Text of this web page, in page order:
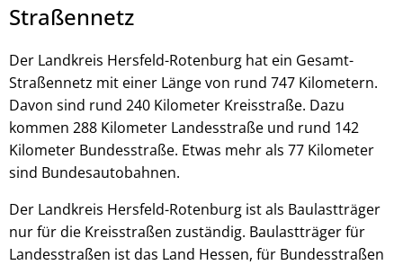
© stock.adobe.com - Vadim
Straßennetz
Der Landkreis Hersfeld-Rotenburg hat ein Gesamt-
Straßennetz mit einer Länge von rund 747 Kilometern.
Davon sind rund 240 Kilometer Kreisstraße. Dazu
kommen 288 Kilometer Landesstraße und rund 142
Kilometer Bundesstraße. Etwas mehr als 77 Kilometer
sind Bundesautobahnen.
Der Landkreis Hersfeld-Rotenburg ist als Baulastträger
nur für die Kreisstraßen zuständig. Baulastträger für
Landesstraßen ist das Land Hessen, für Bundesstraßen